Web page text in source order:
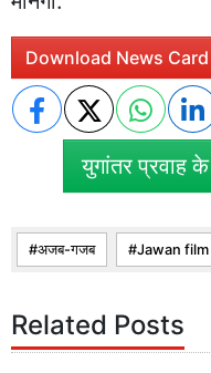
Download News Card
युगांतर प्रवाह के
अजब-गजब Jawan film
Related Posts